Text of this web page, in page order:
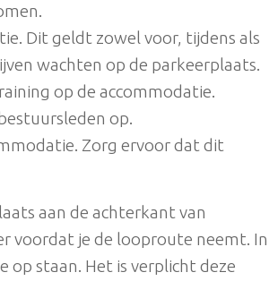
Dit geldt zowel voor, tijdens als
wachten op de parkeerplaats.
op de accommodatie.
op.
Zorg ervoor dat dit
aan de achterkant van
voordat je de looproute neemt. In
op staan. Het is verplicht deze